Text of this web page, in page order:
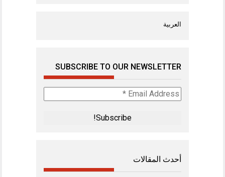
العربية
SUBSCRIBE TO OUR NEWSLETTER
Email
Address
أحدث المقالات